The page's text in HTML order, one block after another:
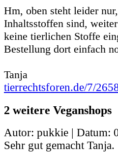
Hm, oben steht leider
Inhaltsstoffen sind,
keine tierlichen Stoffe
Bestellung dort einfach
Tanja
tierrechtsforen.de/7/
2 weitere Veganshops
Autor: pukkie | Datum:
Sehr gut gemacht Tanja.